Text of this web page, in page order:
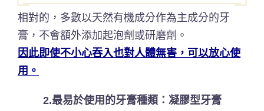
相對的，多數以天然有機成分作為主成分的牙
膏，不會額外添加起泡劑或研磨劑。
因此即使不小心吞入也對人體無害，可以放心使
用。
2.最易於使用的牙膏種類：凝膠型牙膏